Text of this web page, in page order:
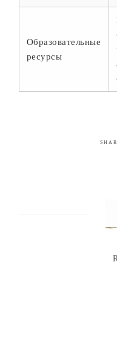
Образовательные
ресурсы